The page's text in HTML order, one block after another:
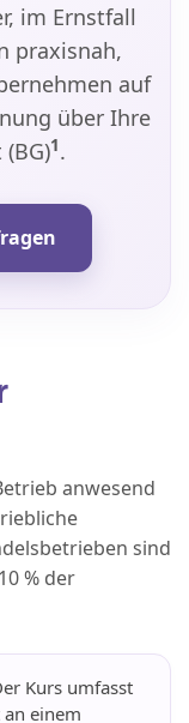
im Ernstfall
praxisnah,
auf
über Ihre
1.
anwesend
sind
% der
Kurs umfasst
einem